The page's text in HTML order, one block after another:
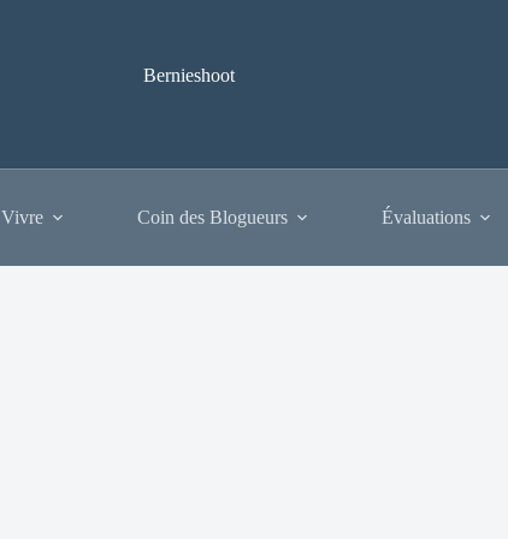
Bernieshoot
Coin des Blogueurs Évaluations